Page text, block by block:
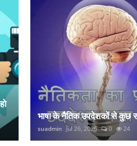
भाषा के नैतिक उपदेशकों से कुछ
suadmin Jul 26, 2026 0 24